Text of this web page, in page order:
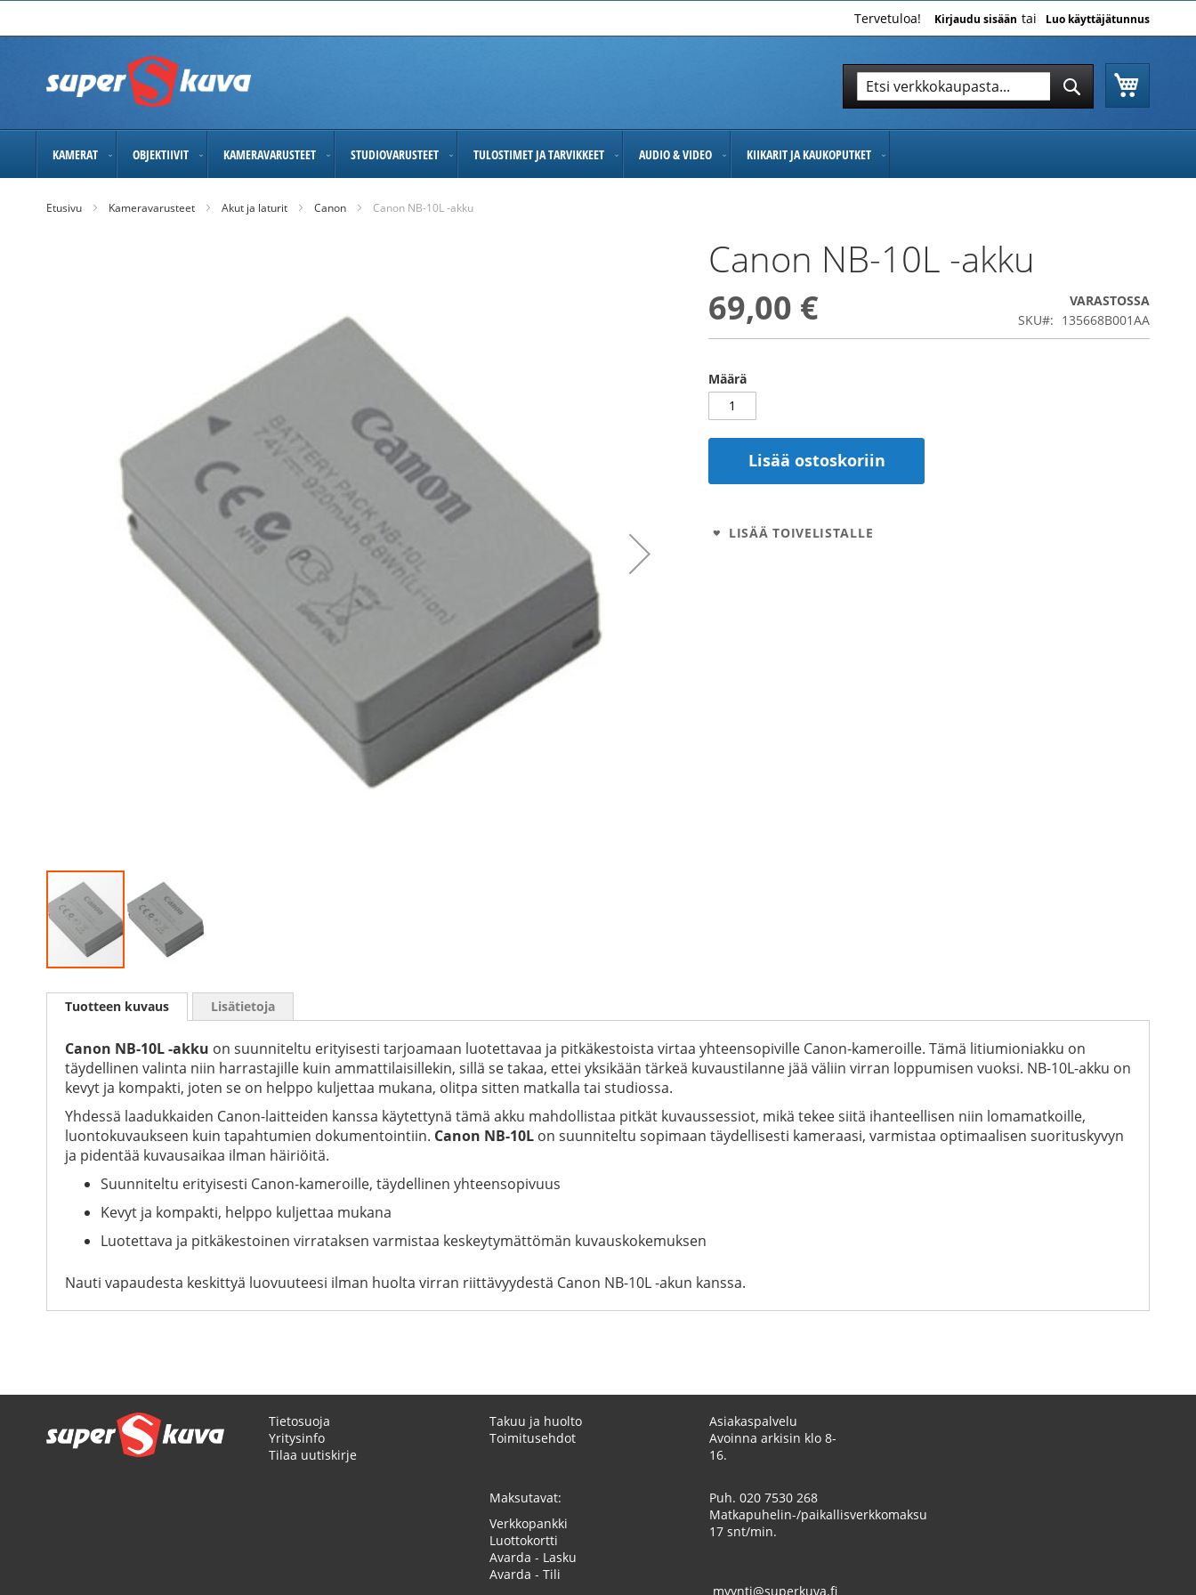
to
Tervetuloa! Kirjaudu sisään Luo käyttäjätunnus
Hae
KAMERAT OBJEKTIIVIT KAMERAVARUSTEET STUDIOVARUSTEET TULOSTIMET JA TARVIKKEET AUDIO & VIDEO KIIKARIT JA KAUKOPUTKET
Etusivu Kameravarusteet Akut ja laturit Canon Canon NB-10L -akku
Canon NB-10L -akku
69,00 €
VARASTOSSA
SKU
135668B001AA
Määrä
Lisää ostoskoriin
LISÄÄ TOIVELISTALLE
to
images
gallery
Tuotteen kuvaus
Canon NB-10L -akku on suunniteltu erityisesti tarjoamaan luotettavaa ja pitkäkestoista virtaa yhteensopiville Canon-kameroille. Tämä litiumioniakku on
täydellinen valinta niin harrastajille kuin ammattilaisillekin, sillä se takaa, ettei yksikään tärkeä kuvaustilanne jää väliin virran loppumisen vuoksi. NB-10L-akku on
kevyt ja kompakti, joten se on helppo kuljettaa mukana, olitpa sitten matkalla tai studiossa.
Yhdessä laadukkaiden Canon-laitteiden kanssa käytettynä tämä akku mahdollistaa pitkät kuvaussessiot, mikä tekee siitä ihanteellisen niin lomamatkoille,
luontokuvaukseen kuin tapahtumien dokumentointiin. Canon NB-10L on suunniteltu sopimaan täydellisesti kameraasi, varmistaa optimaalisen suorituskyvyn
ja pidentää kuvausaikaa ilman häiriöitä.
Suunniteltu erityisesti Canon-kameroille, täydellinen yhteensopivuus
Kevyt ja kompakti, helppo kuljettaa mukana
Luotettava ja pitkäkestoinen virrataksen varmistaa keskeytymättömän kuvauskokemuksen
Nauti vapaudesta keskittyä luovuuteesi ilman huolta virran riittävyydestä Canon NB-10L -akun kanssa.
Lisätietoja
Tietosuoja
Yritysinfo
Tilaa uutiskirje
Takuu ja huolto
Toimitusehdot
Maksutavat:
Verkkopankki
Luottokortti
Avarda - Lasku
Avarda - Tili
Asiakaspalvelu
Avoinna arkisin klo 8-
16.
Puh. 020 7530 268
Matkapuhelin-/paikallisverkkomaksu
17 snt/min.
myynti@superkuva.fi